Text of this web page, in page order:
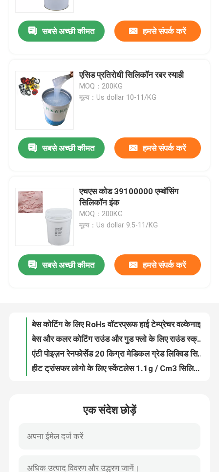
संपर्क करें
एक उद्धरण की विनती करे
स्क्रीन प्रिंटिंग सिलिकॉन इंक
सिलिकॉन इंक को उभरा
सबसे अच्छी कीमत हमसे संपर्क करें
एसिड प्रतिरोधी सिलिकॉन रबर स्याही
MOQ：200KG
मूल्य：Us dollar 10-11/KG
सबसे अच्छी कीमत हमसे संपर्क करें
एचएस कोड 39100000 एम्बॉसिंग
सिलिकॉन इंक
MOQ：200KG
मूल्य：Us dollar 9.5-11/KG
सबसे अच्छी कीमत हमसे संपर्क करें
35 शोर एक कठोरता 2.2 एमपीए एलएसआर तरल सिलिकॉन रबर
उत्कृष्ट मैट प्रभाव के साथ चिकना महसूस एचएस कोड 39100000 उच्च तापमान सिलिकॉन रबर
15KN / M 5.2 MPa 35 शोर एक कठोरता इको फ्रेंडली स्क्रीन प्रिंटिंग इंक
रोह्स फ्लेम रेसिस्टेंट एचएस कोड 39100000 35 शोर ए हार्डनेस टी शर्ट प्रिंटिंग इंक
एक संदेश छोड़ें